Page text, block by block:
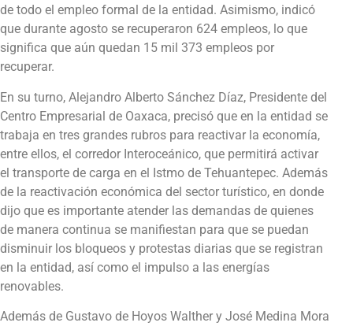
de todo el empleo formal de la entidad. Asimismo, indicó
que durante agosto se recuperaron 624 empleos, lo que
significa que aún quedan 15 mil 373 empleos por
recuperar.
En su turno, Alejandro Alberto Sánchez Díaz, Presidente del
Centro Empresarial de Oaxaca, precisó que en la entidad se
trabaja en tres grandes rubros para reactivar la economía,
entre ellos, el corredor Interoceánico, que permitirá activar
el transporte de carga en el Istmo de Tehuantepec. Además
de la reactivación económica del sector turístico, en donde
dijo que es importante atender las demandas de quienes
de manera continua se manifiestan para que se puedan
disminuir los bloqueos y protestas diarias que se registran
en la entidad, así como el impulso a las energías
renovables.
Además de Gustavo de Hoyos Walther y José Medina Mora